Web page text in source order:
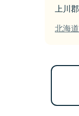
上川
北海